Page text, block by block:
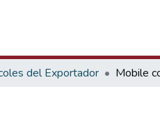
del Exportador